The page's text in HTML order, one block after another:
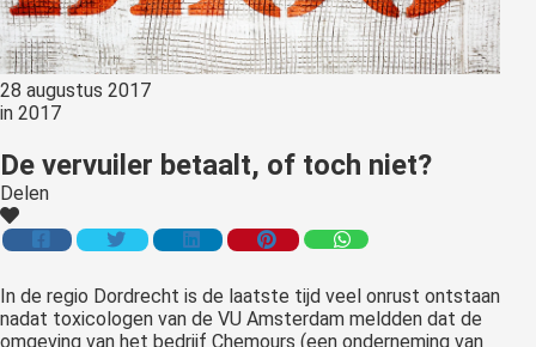
28 augustus 2017
in 2017
De vervuiler betaalt, of toch niet?
Delen
In de regio Dordrecht is de laatste tijd veel onrust ontstaan
nadat toxicologen van de VU Amsterdam meldden dat de
omgeving van het bedrijf Chemours (een onderneming van